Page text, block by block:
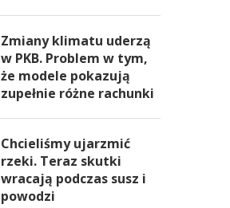
Zmiany klimatu uderzą
w PKB. Problem w tym,
że modele pokazują
zupełnie różne rachunki
Chcieliśmy ujarzmić
rzeki. Teraz skutki
wracają podczas susz i
powodzi